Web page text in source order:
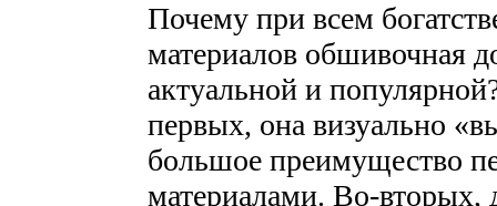
Почему при всем
материалов обшивочная
актуальной и
первых, она визуально
большое преимущество
материалами. Во-вторых,